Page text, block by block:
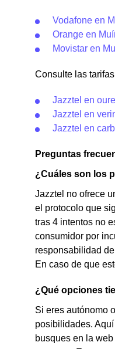
Vodafone en
Orange en
Movistar en
Consulte las
Jazztel en
Jazztel en
Jazztel en
Preguntas
¿Cuáles son los
Jazztel no ofrece
el protocolo que
tras 4 intentos no
consumidor por
responsabilidad
En caso de que
¿Qué opciones
Si eres autónomo
posibilidades.
busques en la